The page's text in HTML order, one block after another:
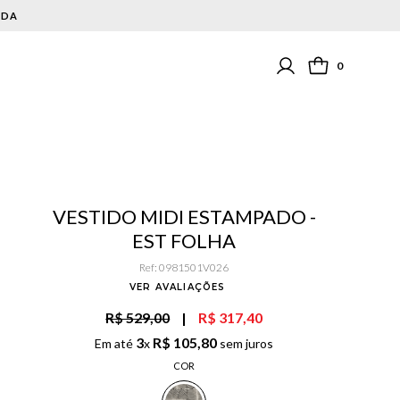
0
VESTIDO MIDI ESTAMPADO -
EST FOLHA
Ref:0981501V026
VER AVALIAÇÕES
R$ 529,00 | R$ 317,40
Em até 3x R$ 105,80 sem juros
COR